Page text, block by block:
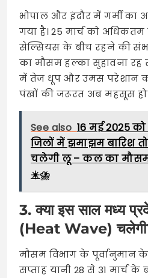
भोपाल और इंदौर में गर्मी का
गया है। 25 मार्च को अधिकतम
सेल्सियस के बीच रहने की
का मौसम हल्का सुहावना
में तेज धूप और उमस परेशान
पंखों की जरूरत अब महसूस
See also 16 मई 2025
जिलों में झमाझम बारिश
चलेगी लू – कल का मौसम
☀️⛈️
3. क्या इस साल मध्य
(Heat Wave)
मौसम विभाग के पूर्वानुमान
सप्ताह यानी 28 से 31 मार्च